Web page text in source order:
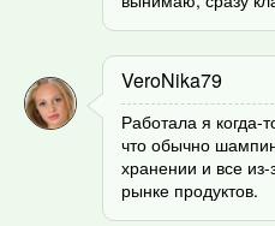
VeroNika79
Работала я когда-
что обычно
хранении и все
рынке продуктов.